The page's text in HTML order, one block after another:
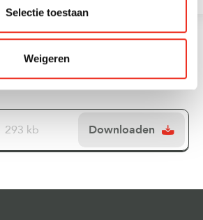
Selectie toestaan
Weigeren
Downloads
293 kb Downloaden